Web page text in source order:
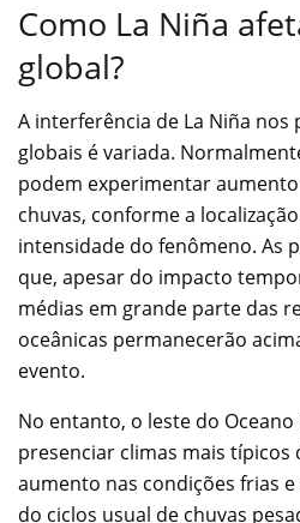
Como La Niña
global?
A interferência de La Niña nos
globais é variada.
podem experimentar
chuvas, conforme a
intensidade do fenômeno. As
que, apesar do impacto
médias em grande parte das
oceânicas permanecerão
evento.
No entanto, o leste do
presenciar climas mais típicos
aumento nas condições frias
do ciclos usual de chuvas